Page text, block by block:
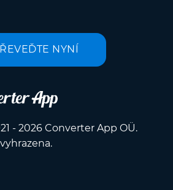
NYNÍ
- 2026 Converter App OÜ.